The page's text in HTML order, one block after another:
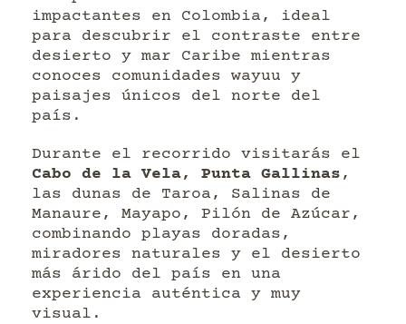
impactantes en Colombia, ideal
para descubrir el contraste entre
desierto y mar Caribe mientras
conoces comunidades wayuu y
paisajes únicos del norte del
país.
Durante el recorrido visitarás el
Cabo de la Vela, Punta Gallinas ,
las dunas de Taroa, Salinas de
Manaure, Mayapo, Pilón de Azúcar,
combinando playas doradas,
miradores naturales y el desierto
más árido del país en una
experiencia auténtica y muy
visual.